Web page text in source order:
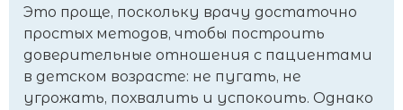
Это проще, поскольку врачу достаточно
простых методов, чтобы построить
доверительные отношения с пациентами
в детском возрасте: не пугать, не
угрожать, похвалить и успокоить. Однако